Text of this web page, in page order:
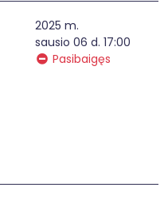
2025 m.
sausio 06 d. 17:00
Pasibaigęs